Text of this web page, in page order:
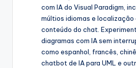
com IA do Visual Paradigm,
múltios idiomas e localização
conteúdo do chat.
diagramas com IA sem
como espanhol, francês,
chatbot de IA para UML e